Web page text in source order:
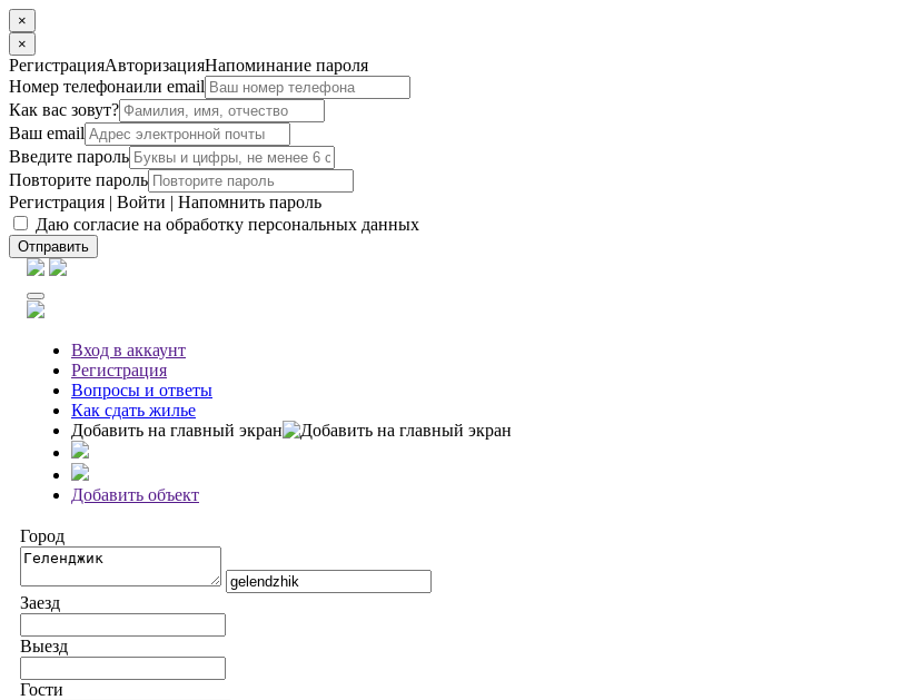
×
×
РегистрацияАвторизацияНапоминание пароля
Номер телефонаили email
Как вас зовут?
Ваш email
Введите пароль
Повторите пароль
Регистрация | Войти | Напомнить пароль
Даю согласие на обработку персональных данных
Отправить
Вход в аккаунт
Регистрация
Вопросы и ответы
Как сдать жилье
Добавить на главный экран
Добавить объект
Город
Заезд
Выезд
Гости